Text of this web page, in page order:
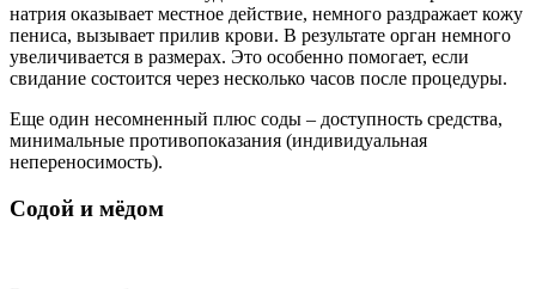
натрия оказывает местное действие, немного раздражает кожу
пениса, вызывает прилив крови. В результате орган немного
увеличивается в размерах. Это особенно помогает, если
свидание состоится через несколько часов после процедуры.
Еще один несомненный плюс соды – доступность средства,
минимальные противопоказания (индивидуальная
непереносимость).
Содой и мёдом